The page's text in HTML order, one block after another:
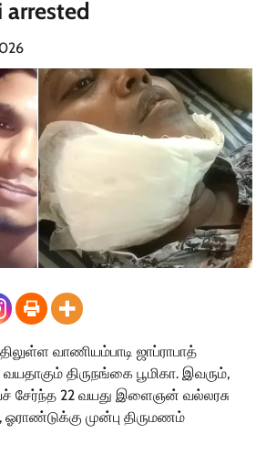
வாணியம்பாடி ஜாப்ராபாத்
திருநங்கை பூமிகா. இவரும்,
சேர்ந்த 22 வயது இளைஞன் வல்லரசு
முன்பு திருமணம்